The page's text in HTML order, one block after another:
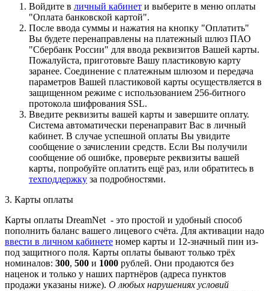
Войдите в личный кабинет и выберите в меню оплаты
"Оплата банковской картой".
После ввода суммы и нажатия на кнопку "Оплатить"
Вы будете перенаправлены на платежный шлюз ПАО
"Сбербанк России" для ввода реквизитов Вашей карты.
Пожалуйста, приготовьте Вашу пластиковую карту
заранее. Соединение с платежным шлюзом и передача
параметров Вашей пластиковой карты осуществляется в
защищенном режиме с использованием 256-битного
протокола шифрования SSL.
Введите реквизиты вашей карты и завершите оплату.
Система автоматически перенаправит Вас в личный
кабинет. В случае успешной оплаты Вы увидите
сообщение о зачислении средств. Если Вы получили
сообщение об ошибке, проверьте реквизиты вашей
карты, попробуйте оплатить ещё раз, или обратитесь в
техподдержку за подробностями.
3. Карты оплаты
Карты оплаты DreamNet - это простой и удобный способ
пополнить баланс вашего лицевого счёта. Для активации надо
ввести в личном кабинете номер карты и 12-значный пин из-
под защитного поля. Карты оплаты бывают только трёх
номиналов: 300, 500 и 1000 рублей. Они продаются без
наценок и только у наших партнёров (адреса пунктов
продажи указаны ниже). О любых нарушениях условий